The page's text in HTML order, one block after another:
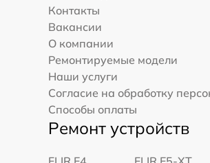
Контакты
Вакансии
О компании
Ремонтируемые модели
Наши услуги
Согласие на обработку
Способы оплаты
Ремонт устройств